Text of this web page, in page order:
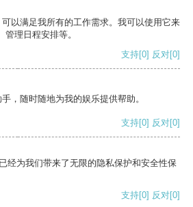
以满足我所有的工作需求。我可以使用它来
理日程安排等。
支持[0] 反对[0]
，随时随地为我的娱乐提供帮助。
支持[0] 反对[0]
经为我们带来了无限的隐私保护和安全性保
支持[0] 反对[0]